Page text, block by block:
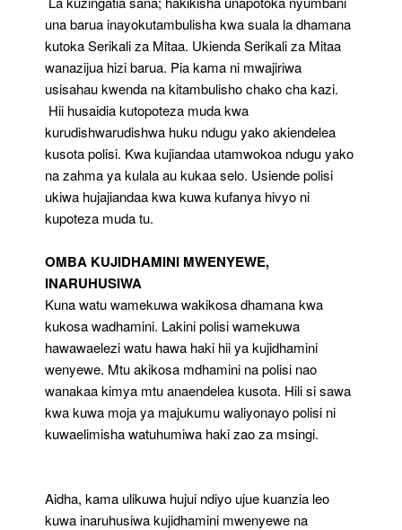
una barua inayokutambulisha kwa suala la dhamana
kutoka Serikali za Mitaa. Ukienda Serikali za Mitaa
wanazijua hizi barua. Pia kama ni mwajiriwa
usisahau kwenda na kitambulisho chako cha kazi.
Hii husaidia kutopoteza muda kwa
kurudishwarudishwa huku ndugu yako akiendelea
kusota polisi. Kwa kujiandaa utamwokoa ndugu yako
na zahma ya kulala au kukaa selo. Usiende polisi
ukiwa hujajiandaa kwa kuwa kufanya hivyo ni
kupoteza muda tu.
OMBA KUJIDHAMINI MWENYEWE,
INARUHUSIWA
Kuna watu wamekuwa wakikosa dhamana kwa
kukosa wadhamini. Lakini polisi wamekuwa
hawawaelezi watu hawa haki hii ya kujidhamini
wenyewe. Mtu akikosa mdhamini na polisi nao
wanakaa kimya mtu anaendelea kusota. Hili si sawa
kwa kuwa moja ya majukumu waliyonayo polisi ni
kuwaelimisha watuhumiwa haki zao za msingi.
Aidha, kama ulikuwa hujui ndiyo ujue kuanzia leo
kuwa inaruhusiwa kujidhamini mwenyewe na